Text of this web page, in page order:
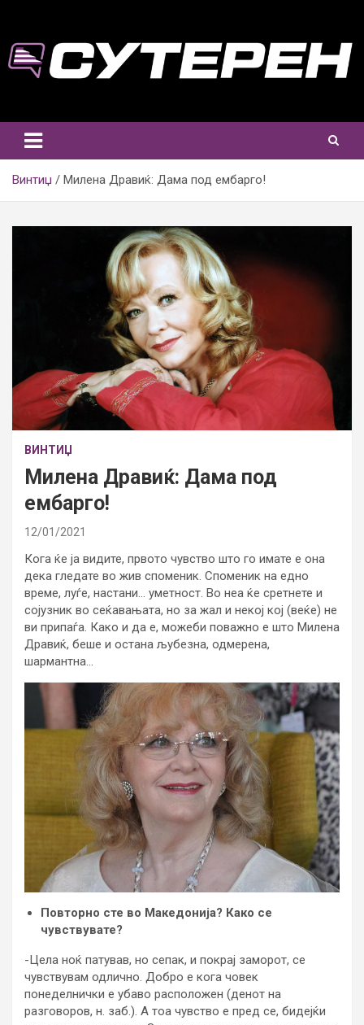
content
Винтиџ Милена Дравиќ: Дама под ембарго!
ВИНТИЏ
Милена Дравиќ: Дама под
ембарго!
12/01/2021
Кога ќе ја видите, првото чувство што го имате е она
дека гледате во жив споменик. Споменик на едно
време, луѓе, настани… уметност. Во неа ќе сретнете и
сојузник во сеќавањата, но за жал и некој кој (веќе) не
ви припаѓа. Како и да е, можеби поважно е што Милена
Дравиќ, беше и остана љубезна, одмерена,
шармантна…
Повторно сте во Македонија? Како се
чувствувате?
-Цела ноќ патував, но сепак, и покрај заморот, се
чувствувам одлично. Добро е кога човек
понеделнички е убаво расположен (денот на
разговоров, н. заб.). А тоа чувство е пред се, бидејќи